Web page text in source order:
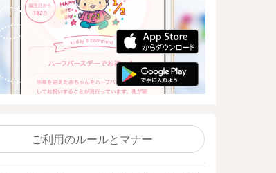
ご利用のルールとマナー